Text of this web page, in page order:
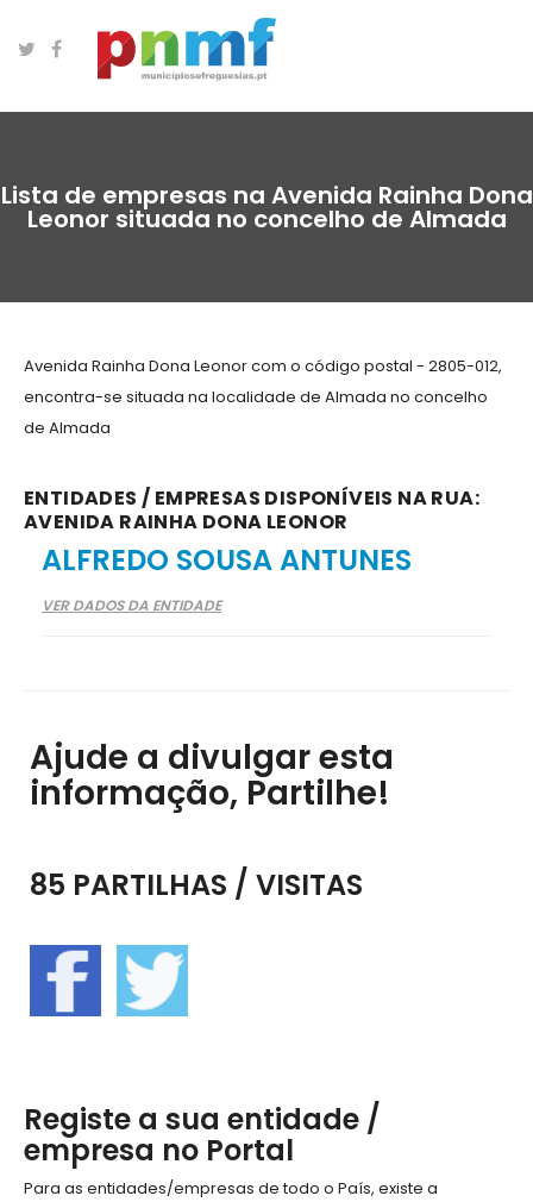
Lista de empresas na Avenida Rainha Dona
Leonor situada no concelho de Almada
Avenida Rainha Dona Leonor com o código postal - 2805-012,
encontra-se situada na localidade de Almada no concelho
de Almada
ENTIDADES / EMPRESAS DISPONÍVEIS NA RUA:
AVENIDA RAINHA DONA LEONOR
ALFREDO SOUSA ANTUNES
VER DADOS DA ENTIDADE
Ajude a divulgar esta
informação, Partilhe!
85 PARTILHAS / VISITAS
Registe a sua entidade /
empresa no Portal
Para as entidades/empresas de todo o País, existe a